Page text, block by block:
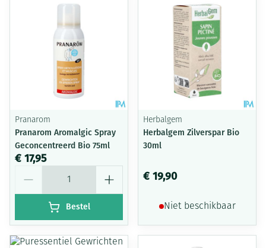
Pranarom
Pranarom Aromalgic Spray
Geconcentreerd Bio 75ml
€ 17,95
Bestel
Herbalgem
Herbalgem Zilverspar Bio
30ml
€ 19,90
Niet beschikbaar